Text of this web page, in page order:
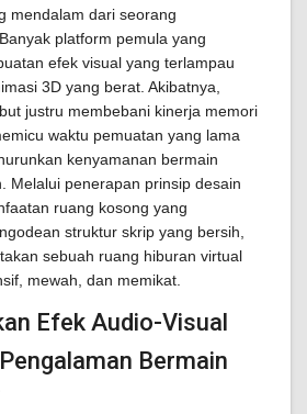
mendalam dari seorang
platform pemula yang
efek visual yang terlampau
3D yang berat. Akibatnya,
justru membebani kinerja memori
waktu pemuatan yang lama
kenyamanan bermain
Melalui penerapan prinsip desain
ruang kosong yang
struktur skrip yang bersih,
sebuah ruang hiburan virtual
mewah, dan memikat.
Efek Audio-Visual
Bermain